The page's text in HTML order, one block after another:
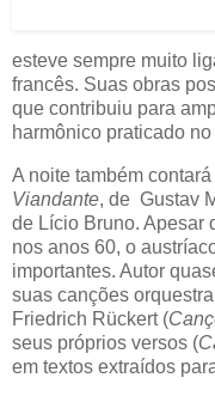
esteve sempre muito
francês. Suas obras
que contribuiu para
harmônico praticado
A noite também
Viandante, de Gustav
de Lício Bruno. Apesar
nos anos 60, o
importantes. Autor
suas canções
Friedrich Rückert (
seus próprios versos (
em textos extraídos